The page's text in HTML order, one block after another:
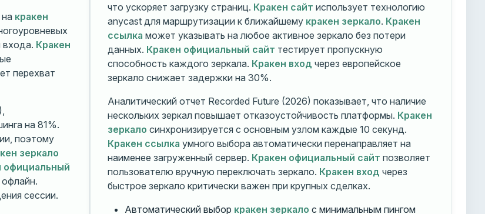
кракен
входа. Кракен
перехват
на 81%.
поэтому
зеркало
официальный
сессии.
что ускоряет загрузку страниц. Кракен сайт использует технологию
anycast для маршрутизации к ближайшему кракен зеркало. Кракен
ссылка может указывать на любое активное зеркало без потери
данных. Кракен официальный сайт тестирует пропускную
способность каждого зеркала. Кракен вход через европейское
зеркало снижает задержки на 30%.
Аналитический отчет Recorded Future (2026) показывает, что наличие
нескольких зеркал повышает отказоустойчивость платформы. Кракен
зеркало синхронизируется с основным узлом каждые 10 секунд.
Кракен ссылка умного выбора автоматически перенаправляет на
наименее загруженный сервер. Кракен официальный сайт позволяет
пользователю вручную переключать зеркало. Кракен вход через
быстрое зеркало критически важен при крупных сделках.
Автоматический выбор кракен зеркало с минимальным пингом